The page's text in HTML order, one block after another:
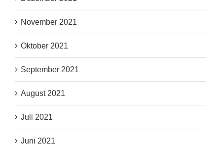
November 2021
Oktober 2021
September 2021
August 2021
Juli 2021
Juni 2021